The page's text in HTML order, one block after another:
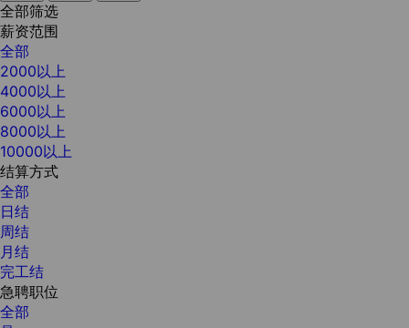
全部筛选
薪资范围
全部
2000以上
4000以上
6000以上
8000以上
10000以上
结算方式
全部
日结
周结
月结
完工结
急聘职位
全部